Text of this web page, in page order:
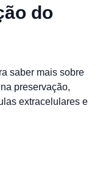
do
saber mais sobre
preservação,
extracelulares e